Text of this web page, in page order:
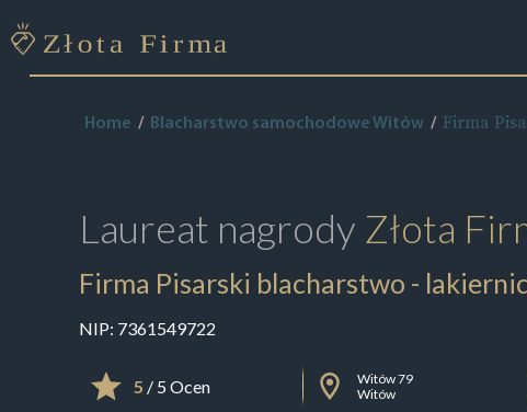
Home Blacharstwo samochodowe Witów Firma
Laureat nagrody Złota
Firma Pisarski blacharstwo -
NIP: 7361549722
5 / 5 Ocen
Witów 79
Witów